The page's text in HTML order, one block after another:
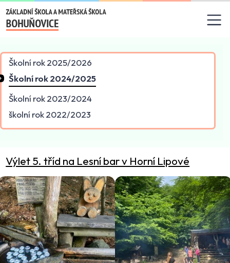
Základní škola a mateřská
Školní rok 2025/2026
Školní rok 2024/2025
Školní rok 2023/2024
školní rok 2022/2023
Výlet 5. tříd na Lesní bar v Horní Lipové